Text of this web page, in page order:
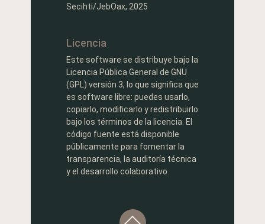
Secihti/JebOax, 2025
Licencia
Este software se distribuye bajo la
Licencia Pública General de GNU
(GPL) versión 3, lo que significa que
es software libre: puedes usarlo,
copiarlo, modificarlo y redistribuirlo
bajo los términos de la licencia. El
código fuente está disponible
públicamente para fomentar la
transparencia, la auditoría técnica
y el desarrollo colaborativo.